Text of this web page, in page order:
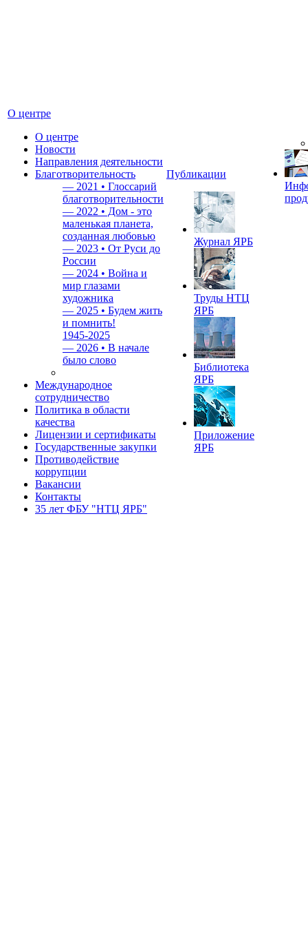
О центре
О центре
Новости
Направления деятельности
Благотворительность
— 2021 • Глоссарий
благотворительности
— 2022 • Дом - это
маленькая планета,
созданная любовью
— 2023 • От Руси до
России
— 2024 • Война и
мир глазами
художника
— 2025 • Будем жить
и помнить!
1945-2025
— 2026 • В начале
было слово
Международное
сотрудничество
Политика в области
качества
Лицензии и сертификаты
Государственные закупки
Противодействие
коррупции
Вакансии
Контакты
35 лет ФБУ "НТЦ ЯРБ"
Публикации
Журнал ЯРБ
Труды НТЦ
ЯРБ
Библиотека
ЯРБ
Приложение
ЯРБ